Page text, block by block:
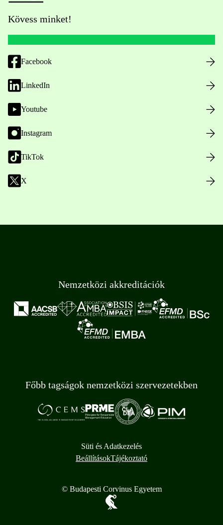
Kövess minket!
Facebook
LinkedIn
Youtube
Instagram
TikTok
X
Nemzetközi akkreditációk
Főbb tagságok nemzetközi szervezetekben
Süti és Adatkezelés
BeállításokTájékoztató
© Budapesti Corvinus Egyetem